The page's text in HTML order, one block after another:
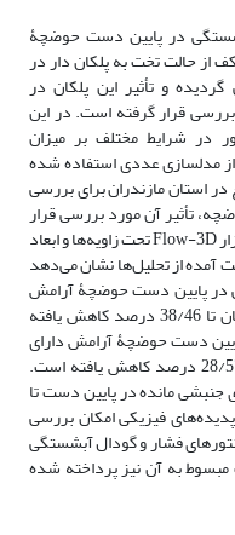
در پایین دست حوضچۀ
کف از حالت تخت به پلکان دار در
و تأثیر این پلکان در
و27 درجه مورد بررسی قرار گرفته است. در این
در شرایط مختلف بر میزان
مدلسازی عددی استفاده شده
استان مازندران برای بررسی
تأثیر آن مورد بررسی قرار
گرفته است. شبیه‌سازی با استفاده از نرم‌افزار Flow-3D تحت زاویه‌ها و ابعاد
آمده از تحلیل‌ها نشان می‌دهد
در پایین دست حوضچۀ آرامش
دارای کف پلکانی نسبت به حالت بدون پلکان تا 38/46 درصد کاهش یافته
دست حوضچۀ آرامش دارای
کف پلکانی نسبت به حالت بدون پلکان تا 28/57 درصد کاهش یافته است.
مانده در پایین دست تا
فیزیکی امکان بررسی
فشار و گودال آبشستگی
به آن نیز پرداخته شده